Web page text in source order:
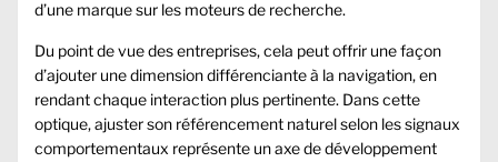
d’une marque sur les moteurs de recherche.
Du point de vue des entreprises, cela peut offrir une façon
d’ajouter une dimension différenciante à la navigation, en
rendant chaque interaction plus pertinente. Dans cette
optique, ajuster son référencement naturel selon les signaux
comportementaux représente un axe de développement